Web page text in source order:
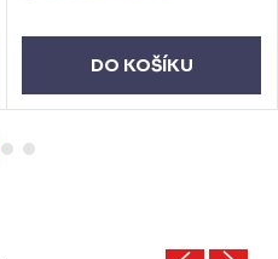
DO KOŠÍKU